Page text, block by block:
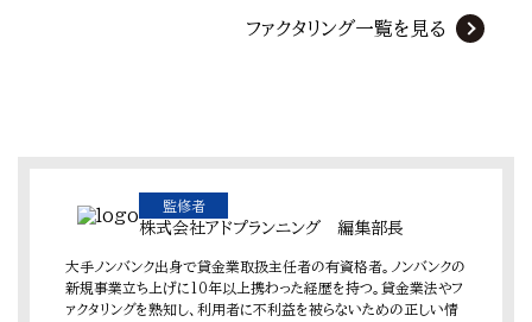
ファクタリング一覧を見る
監修者
株式会社アドプランニング 編集部長
大手ノンバンク出身で貸金業取扱主任者の有資格者。ノンバンクの
新規事業立ち上げに10年以上携わった経歴を持つ。貸金業法やフ
ァクタリングを熟知し、利用者に不利益を被らないための正しい情